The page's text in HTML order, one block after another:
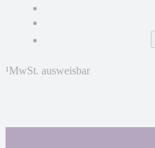
¹MwSt. ausweisbar